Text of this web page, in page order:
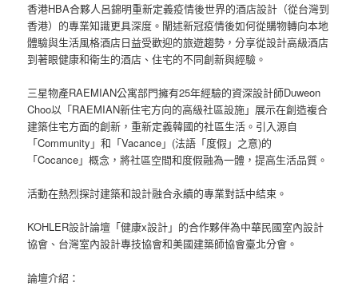
香港HBA合夥人呂錦明重新定義疫情後世界的酒店設計（從台灣到
香港）的專業知識更具深度。闡述新冠疫情後如何從購物轉向本地
體驗與生活風格酒店日益受歡迎的旅遊趨勢，分享從設計高級酒店
到著眼健康和衛生的酒店、住宅的不同創新與經驗。
三星物產RAEMIAN公寓部門擁有25年經驗的資深設計師Duweon
Choo以「RAEMIAN新住宅方向的高級社區設施」展示在創造複合
建築住宅方面的創新，重新定義韓國的社區生活。引入源自
「Community」和「Vacance」(法語「度假」之意)的
「Cocance」概念，將社區空間和度假融為一體，提高生活品質。
活動在熱烈探討建築和設計融合永續的專業對話中結束。
KOHLER設計論壇「健康x設計」的合作夥伴為中華民國室內設計
協會、台灣室內設計專技協會和美國建築師協會臺北分會。
論壇介紹：